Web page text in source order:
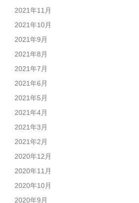
2021年11月
2021年10月
2021年9月
2021年8月
2021年7月
2021年6月
2021年5月
2021年4月
2021年3月
2021年2月
2020年12月
2020年11月
2020年10月
2020年9月